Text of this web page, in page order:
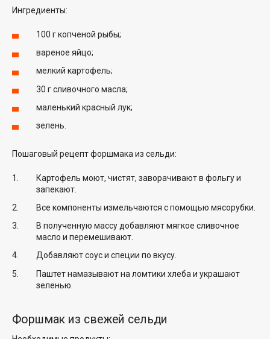
Ингредиенты:
100 г копченой рыбы;
вареное яйцо;
мелкий картофель;
30 г сливочного масла;
маленький красный лук;
зелень.
Пошаговый рецепт форшмака из сельди:
Картофель моют, чистят, заворачивают в фольгу и
запекают.
Все компоненты измельчаются с помощью мясорубки.
В полученную массу добавляют мягкое сливочное
масло и перемешивают.
Добавляют соус и специи по вкусу.
Паштет намазывают на ломтики хлеба и украшают
зеленью.
Форшмак из свежей сельди